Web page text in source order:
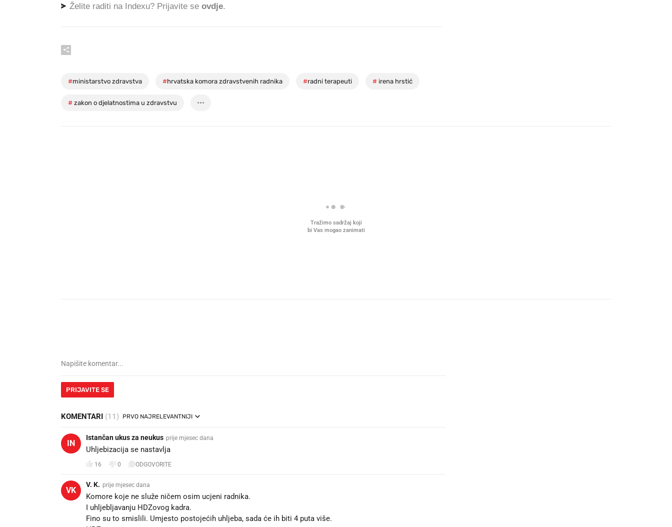
Želite raditi na Indexu? Prijavite se ovdje.
#ministarstvo zdravstva #hrvatska komora zdravstvenih radnika #radni terapeuti # irena hrstić
# zakon o djelatnostima u zdravstvu
Tražimo sadržaj koji
bi Vas mogao zanimati
PRIJAVITE SE
KOMENTARI (11) PRVO NAJRELEVANTNIJI
IN
Istančan ukus za neukus prije mjesec dana
Uhljebizacija se nastavlja
16 0 ODGOVORITE
VK
V. K. prije mjesec dana
Komore koje ne služe ničem osim ucjeni radnika.
I uhljebljavanju HDZovog kadra.
Fino su to smislili. Umjesto postojećih uhljeba, sada će ih biti 4 puta više.